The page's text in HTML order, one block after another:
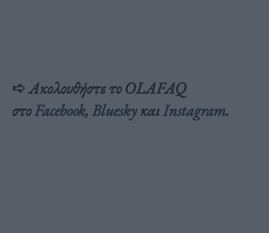
➪Ακολουθήστε το OLAFAQ
στοFacebook, Bluesky καιInstagram.